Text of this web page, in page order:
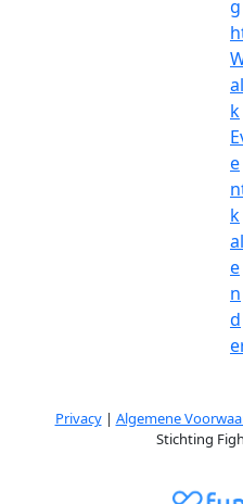
g
al
k
e
k
al
e
n
d
Privacy| Algemene
Stichting